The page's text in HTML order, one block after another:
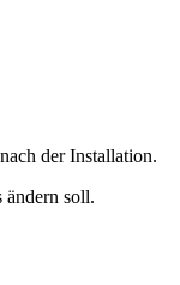
der Installation.
ändern soll.